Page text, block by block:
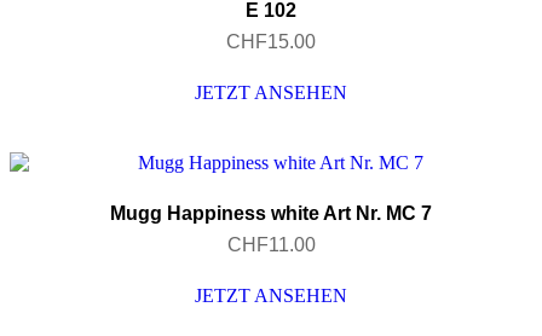
E 102
CHF15.00
JETZT ANSEHEN
Mugg Happiness white Art Nr. MC 7
CHF11.00
JETZT ANSEHEN